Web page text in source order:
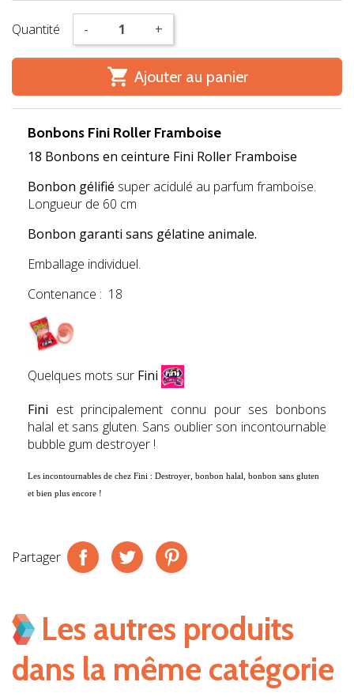
Quantité - +
 Ajouter au panier
Bonbons Fini Roller Framboise
18 Bonbons en ceinture Fini Roller Framboise
Bonbon gélifié super acidulé au parfum framboise.
Longueur de 60 cm
Bonbon garanti sans gélatine animale.
Emballage individuel.
Contenance : 18
Quelques mots sur Fini
Fini est principalement connu pour ses bonbons
halal et sans gluten. Sans oublier son incontournable
bubble gum destroyer !
Les incontournables de chez Fini : Destroyer, bonbon halal, bonbon sans gluten
et bien plus encore !
Partager
Les autres produits
dans la même catégorie